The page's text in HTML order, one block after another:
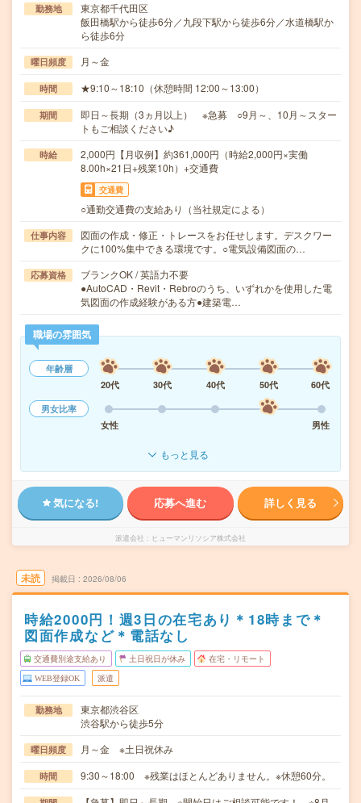
勤務地
東京都千代田区
飯田橋駅から徒歩6分／九段下駅から徒歩6分／水道橋駅か
ら徒歩6分
曜日頻度 月～金
時間 ★9:10～18:10（休憩時間 12:00～13:00）
期間
即日～長期（3ヵ月以上） ※急募 ○9月～、10月～スター
トもご相談ください♪
時給
2,000円【月収例】約361,000円（時給2,000円×実働
8.00h×21日+残業10h）+交通費
交通費
○通勤交通費の支給あり（当社規定による）
仕事内容
図面の作成・修正・トレースをお任せします。デスクワー
クに100%集中できる環境です。○電気設備図面の…
応募資格
ブランクOK / 英語力不要
●AutoCAD・Revit・Rebroのうち、いずれかを使用した電
気図面の作成経験がある方●建築電…
職場の雰囲気
年齢層
20代
30代 40代 50代
60代
男女比率
女性
男性
もっと見る
気になる! 応募へ進む 詳しく見る
派遣会社 ヒューマンリソシア株式会社
未読 掲載日 2026/08/06
時給2000円！週3日の在宅あり＊18時まで＊
図面作成など＊電話なし
交通費別途支給あり 土日祝日が休み 在宅・リモート
WEB登録OK 派遣
勤務地
東京都渋谷区
渋谷駅から徒歩5分
曜日頻度 月～金 ※土日祝休み
時間 9:30～18:00 ※残業はほとんどありません。※休憩60分。